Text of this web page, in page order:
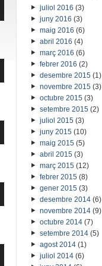
juliol 2016 (3)
juny 2016 (3)
maig 2016 (6)
abril 2016 (4)
març 2016 (6)
febrer 2016 (2)
desembre 2015(1)
novembre 2015(3)
octubre 2015(3)
setembre 2015(2)
juliol 2015(3)
juny 2015(10)
maig 2015(5)
abril 2015(3)
març 2015(12)
febrer 2015(8)
gener 2015(3)
desembre 2014(6)
novembre 2014(9)
octubre 2014(7)
setembre 2014(5)
agost 2014(1)
juliol 2014(6)